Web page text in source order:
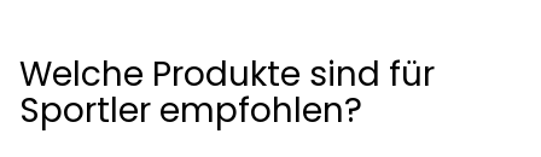
Welche Produkte sind für
Sportler empfohlen?